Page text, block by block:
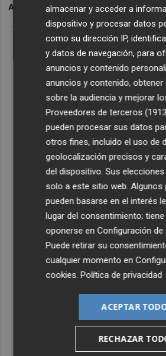
ARCHIVADO EN EUROCOPA 2024
almacenar y acceder a
dispositivo y procesar datos
como su dirección IP,
y datos de navegación, para
anuncios y contenido
anuncios y contenido,
sobre la audiencia y mejorar
Proveedores de terceros
pueden procesar sus datos
otros fines, incluido el uso de
geolocalización precisos y
del dispositivo. Sus
solo a este sitio web. Algunos
pueden basarse en el interés
lugar del consentimiento;
oponerse enConfiguración de
Puede retirar su
cualquier momento en
cookies.Política de privacidad
ACEPTAR
RECHAZAR